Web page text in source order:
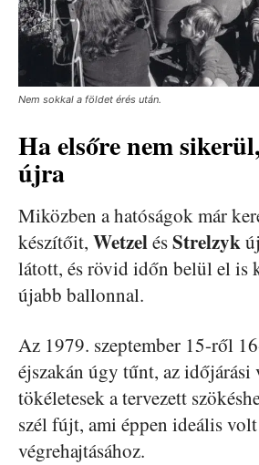
Nem sokkal a földet érés után.
Ha elsőre nem
újra
Miközben a hatóságok már
készítőit, WetzelésStrelzyk
látott, és rövid időn belül el is
újabb ballonnal.
Az 1979. szeptember 15-ről
éjszakán úgy tűnt, az
tökéletesek a tervezett
szél fújt, ami éppen ideális
végrehajtásához.